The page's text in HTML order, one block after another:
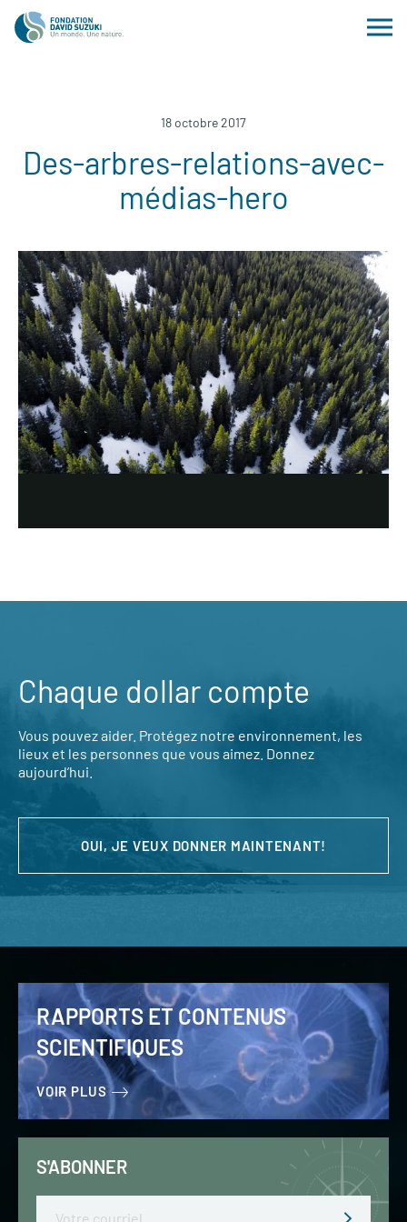
18 octobre 2017
Des-arbres-relations-avec-
médias-hero
Chaque dollar compte
Vous pouvez aider. Protégez notre environnement, les
lieux et les personnes que vous aimez. Donnez
aujourd’hui.
OUI, JE VEUX DONNER MAINTENANT!
RAPPORTS ET CONTENUS
SCIENTIFIQUES
VOIR PLUS
S'ABONNER
Email